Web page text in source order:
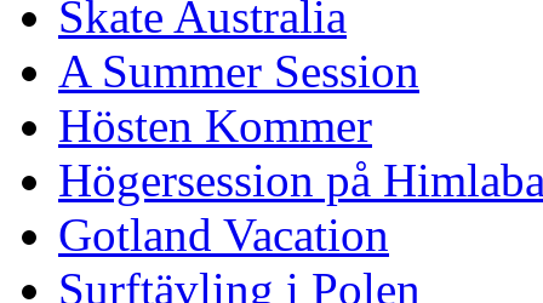
Skate Australia
A Summer Session
Hösten Kommer
Högersession på
Gotland Vacation
Surftävling i Polen